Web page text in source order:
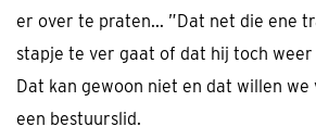
er over te praten... ”Dat net die ene
stapje te ver gaat of dat hij toch
Dat kan gewoon niet en dat willen we
een bestuurslid.